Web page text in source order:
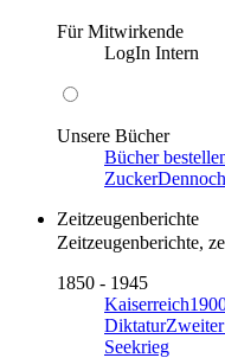
Für Mitwirkende
LogIn Intern
Unsere Bücher
Bücher
Zucker
Zeitzeugenberichte
Zeitzeugenberichte,
1850 - 1945
Kaiserreich
Diktatur
Seekrieg